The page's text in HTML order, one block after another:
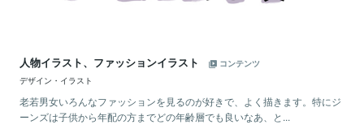
人物イラスト、ファッションイラスト
コンテンツ
デザイン・イラスト
老若男女いろんなファッションを見るのが好きで、よく描きます。特にジ
ーンズは子供から年配の方までどの年齢層でも良いなあ、と...